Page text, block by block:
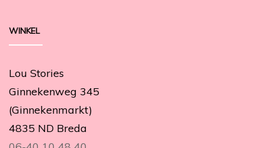
WINKEL
Lou Stories
Ginnekenweg 345
(Ginnekenmarkt)
4835 ND Breda